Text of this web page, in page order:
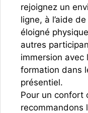
rejoignez un
ligne, à l’aide
éloigné
autres
immersion avec
formation dans
présentiel.
Pour un confort
recommandons